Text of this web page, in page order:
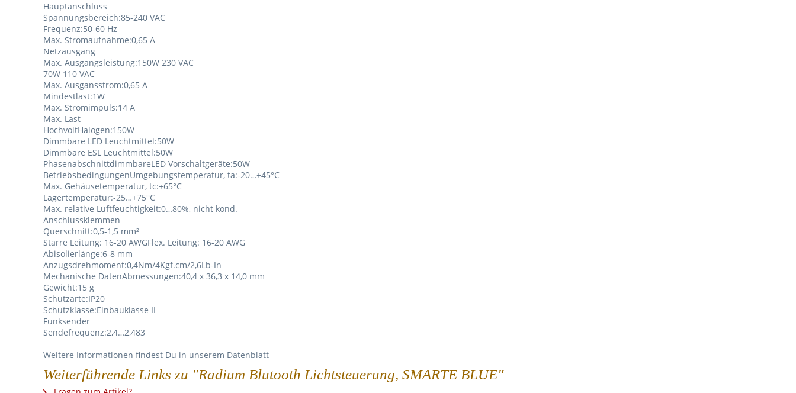
Hauptanschluss
Spannungsbereich:85-240 VAC
Frequenz:50-60 Hz
Max. Stromaufnahme:0,65 A
Netzausgang
Max. Ausgangsleistung:150W 230 VAC
70W 110 VAC
Max. Ausgansstrom:0,65 A
Mindestlast:1W
Max. Stromimpuls:14 A
Max. Last
HochvoltHalogen:150W
Dimmbare LED Leuchtmittel:50W
Dimmbare ESL Leuchtmittel:50W
PhasenabschnittdimmbareLED Vorschaltgeräte:50W
BetriebsbedingungenUmgebungstemperatur, ta:-20…+45°C
Max. Gehäusetemperatur, tc:+65°C
Lagertemperatur:-25…+75°C
Max. relative Luftfeuchtigkeit:0…80%, nicht kond.
Anschlussklemmen
Querschnitt:0,5-1,5 mm²
Starre Leitung: 16-20 AWGFlex. Leitung: 16-20 AWG
Abisolierlänge:6-8 mm
Anzugsdrehmoment:0,4Nm/4Kgf.cm/2,6Lb-In
Mechanische DatenAbmessungen:40,4 x 36,3 x 14,0 mm
Gewicht:15 g
Schutzarte:IP20
Schutzklasse:Einbauklasse II
Funksender
Sendefrequenz:2,4…2,483
Weitere Informationen findest Du in unserem Datenblatt
Weiterführende Links zu "Radium Blutooth Lichtsteuerung, SMARTE BLUE"